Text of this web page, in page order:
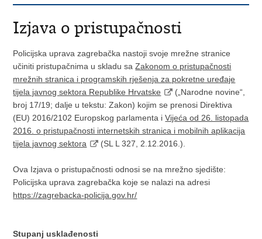
Izjava o pristupačnosti
Policijska uprava zagrebačka nastoji svoje mrežne stranice
učiniti pristupačnima u skladu saZakonom o pristupačnosti
mrežnih stranica i programskih rješenja za pokretne uređaje
tijela javnog sektora Republike Hrvatske
(„Narodne novine“,
broj 17/19; dalje u tekstu: Zakon) kojim se prenosi Direktiva
(EU) 2016/2102 Europskog parlamenta iVijeća od 26. listopada
2016. o pristupačnosti internetskih stranica i mobilnih aplikacija
tijela javnog sektora
(SL L 327, 2.12.2016.).
Ova Izjava o pristupačnosti odnosi se na mrežno sjedište:
Policijska uprava zagrebačka koje se nalazi na adresi
https://zagrebacka-policija.gov.hr/
Stupanj usklađenosti